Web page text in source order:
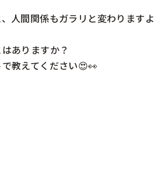
人間関係もガラリと変わりますよ
ありますか？
教えてください😍👀